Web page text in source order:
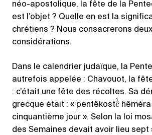
néo-apostolique, la fête de la
est l’objet ? Quelle en est la
chrétiens ? Nous consacrerons
considérations.
Dans le calendrier judaïque, la
autrefois appelée : Chavouot, la
: c’était une fête des récoltes. Sa
grecque était : « pentêkostề hêméra
cinquantième jour ». Selon la loi
des Semaines devait avoir lieu sept